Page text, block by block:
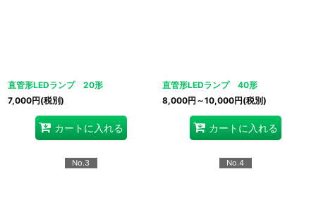
直管形LEDランプ 20形
7,000円(税別)
カートに入れる
直管形LEDランプ 40形
8,000円 ～10,000円(税別)
カートに入れる
No.3 No.4